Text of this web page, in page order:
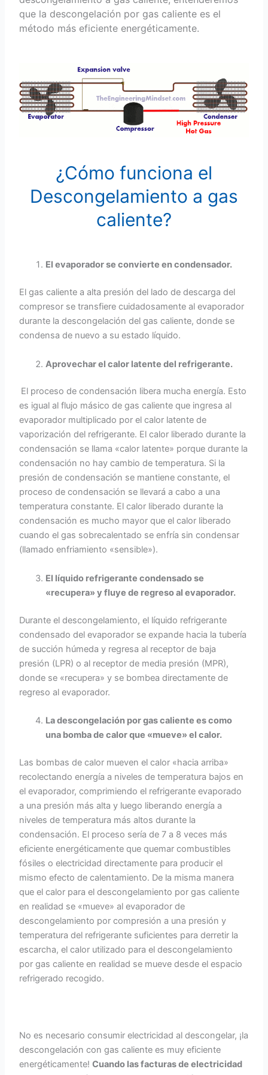
que la descongelación por gas caliente es el
método más eficiente energéticamente.
¿Cómo funciona el
Descongelamiento a gas
caliente?
El evaporador se convierte en condensador.
El gas caliente a alta presión del lado de descarga del
compresor se transfiere cuidadosamente al evaporador
durante la descongelación del gas caliente, donde se
condensa de nuevo a su estado líquido.
Aprovechar el calor latente del refrigerante.
El proceso de condensación libera mucha energía. Esto
es igual al flujo másico de gas caliente que ingresa al
evaporador multiplicado por el calor latente de
vaporización del refrigerante. El calor liberado durante la
condensación se llama «calor latente» porque durante la
condensación no hay cambio de temperatura. Si la
presión de condensación se mantiene constante, el
proceso de condensación se llevará a cabo a una
temperatura constante. El calor liberado durante la
condensación es mucho mayor que el calor liberado
cuando el gas sobrecalentado se enfría sin condensar
(llamado enfriamiento «sensible»).
El líquido refrigerante condensado se
«recupera» y fluye de regreso al evaporador.
Durante el descongelamiento, el líquido refrigerante
condensado del evaporador se expande hacia la tubería
de succión húmeda y regresa al receptor de baja
presión (LPR) o al receptor de media presión (MPR),
donde se «recupera» y se bombea directamente de
regreso al evaporador.
La descongelación por gas caliente es como
una bomba de calor que «mueve» el calor.
Las bombas de calor mueven el calor «hacia arriba»
recolectando energía a niveles de temperatura bajos en
el evaporador, comprimiendo el refrigerante evaporado
a una presión más alta y luego liberando energía a
niveles de temperatura más altos durante la
condensación. El proceso sería de 7 a 8 veces más
eficiente energéticamente que quemar combustibles
fósiles o electricidad directamente para producir el
mismo efecto de calentamiento. De la misma manera
que el calor para el descongelamiento por gas caliente
en realidad se «mueve» al evaporador de
descongelamiento por compresión a una presión y
temperatura del refrigerante suficientes para derretir la
escarcha, el calor utilizado para el descongelamiento
por gas caliente en realidad se mueve desde el espacio
refrigerado recogido.
No es necesario consumir electricidad al descongelar, ¡la
descongelación con gas caliente es muy eficiente
energéticamente!Cuando las facturas de electricidad